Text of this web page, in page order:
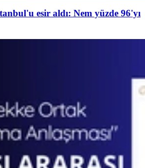
esir aldı: Nem yüzde 96'yı